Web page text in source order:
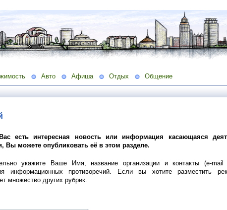
Авто Афиша Отдых Общение
есть интересная новость или информация касающаяся
Вы можете опубликовать её в этом разделе.
укажите Ваше Имя, название организации и контакты (e-
информационных противоречий. Если вы хотите разместить
множество других рубрик.